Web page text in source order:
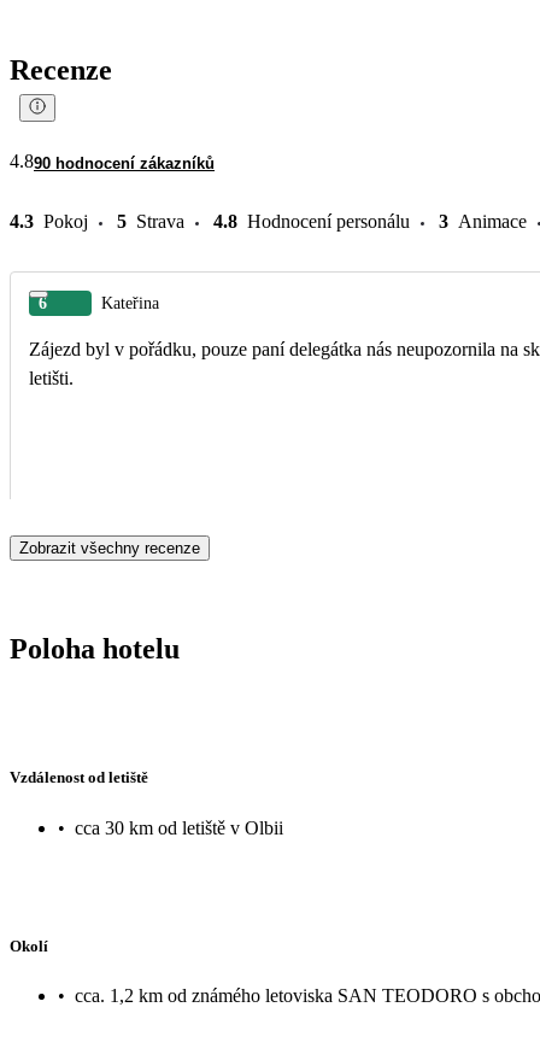
Recenze
4.890 hodnocení zákazníků
4.3 Pokoj 5 Strava 4.8 Hodnocení personálu 3 Animace
6 Kateřina
Zájezd byl v pořádku, pouze paní delegátka nás neupozornila na
letišti.
Zobrazit všechny recenze
Poloha hotelu
Vzdálenost od letiště
• cca 30 km od letiště v Olbii
Okolí
• cca. 1,2 km od známého letoviska SAN TEODORO s